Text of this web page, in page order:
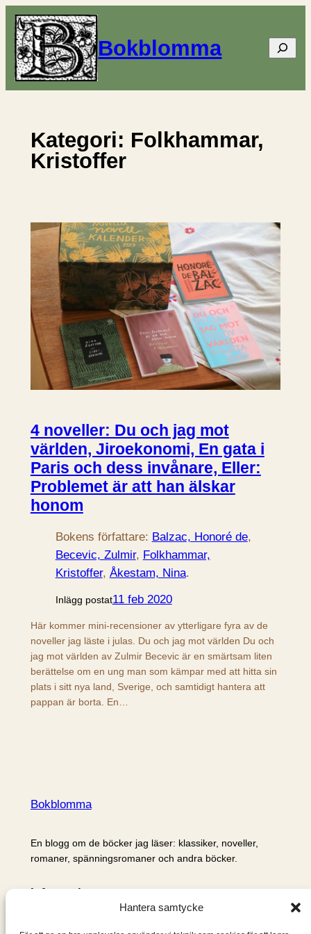
Hantera samtycke
Hoppa
till
innehåll
Bokblomma Sök
Kategori: Folkhammar,
Kristoffer
4 noveller: Du och jag mot
världen, Jiroekonomi, En gata i
Paris och dess invånare, Eller:
Problemet är att han älskar
honom
Bokens författare: Balzac, Honoré de
Becevic, Zulmir, Folkhammar,
Kristoffer, Åkestam, Nina.
Inlägg postat11 feb 2020
Här kommer mini-recensioner av ytterligare fyra av de
noveller jag läste i julas. Du och jag mot världen Du och
jag mot världen av Zulmir Becevic är en smärtsam liten
berättelse om en ung man som kämpar med att hitta sin
plats i sitt nya land, Sverige, och samtidigt hantera att
pappan är borta. En…
Bokblomma
En blogg om de böcker jag läser: klassiker, noveller,
romaner, spänningsromaner och andra böcker.
Information